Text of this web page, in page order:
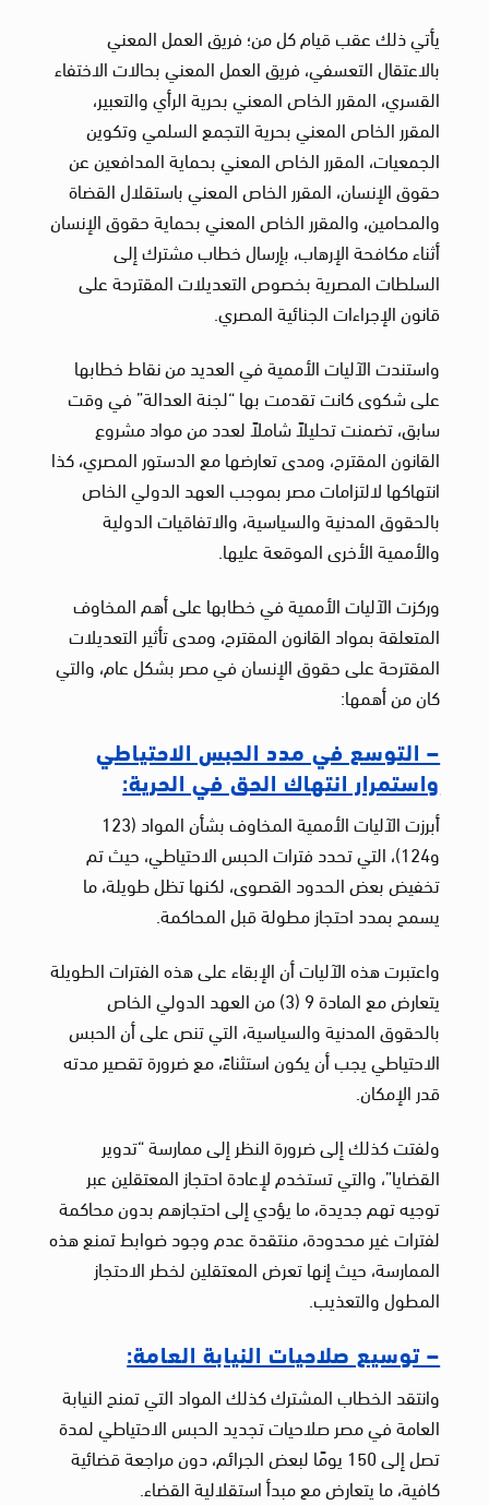
يأتي ذلك عقب قيام كل من؛ فريق العمل المعني
بالاعتقال التعسفي، فريق العمل المعني بحالات الاختفاء
القسري، المقرر الخاص المعني بحرية الرأي والتعبير،
المقرر الخاص المعني بحرية التجمع السلمي وتكوين
الجمعيات، المقرر الخاص المعني بحماية المدافعين عن
حقوق الإنسان، المقرر الخاص المعني باستقلال القضاة
والمحامين، والمقرر الخاص المعني بحماية حقوق الإنسان
أثناء مكافحة الإرهاب، بإرسال خطاب مشترك إلى
السلطات المصرية بخصوص التعديلات المقترحة على
قانون الإجراءات الجنائية المصري.
واستندت الآليات الأممية في العديد من نقاط خطابها
على شكوى كانت تقدمت بها “لجنة العدالة” في وقت
سابق، تضمنت تحليلاً شاملاً لعدد من مواد مشروع
القانون المقترح، ومدى تعارضها مع الدستور المصري، كذا
انتهاكها لالتزامات مصر بموجب العهد الدولي الخاص
بالحقوق المدنية والسياسية، والاتفاقيات الدولية
والأممية الأخرى الموقعة عليها.
وركزت الآليات الأممية في خطابها على أهم المخاوف
المتعلقة بمواد القانون المقترح، ومدى تأثير التعديلات
المقترحة على حقوق الإنسان في مصر بشكل عام، والتي
كان من أهمها:
– التوسع في مدد الحبس الاحتياطي
واستمرار انتهاك الحق في الحرية:
أبرزت الآليات الأممية المخاوف بشأن المواد (123
و124)، التي تحدد فترات الحبس الاحتياطي، حيث تم
تخفيض بعض الحدود القصوى، لكنها تظل طويلة، ما
يسمح بمدد احتجاز مطولة قبل المحاكمة.
واعتبرت هذه الآليات أن الإبقاء على هذه الفترات الطويلة
يتعارض مع المادة 9 (3) من العهد الدولي الخاص
بالحقوق المدنية والسياسية، التي تنص على أن الحبس
الاحتياطي يجب أن يكون استثناءً، مع ضرورة تقصير مدته
قدر الإمكان.
ولفتت كذلك إلى ضرورة النظر إلى ممارسة “تدوير
القضايا”، والتي تستخدم لإعادة احتجاز المعتقلين عبر
توجيه تهم جديدة، ما يؤدي إلى احتجازهم بدون محاكمة
لفترات غير محدودة، منتقدة عدم وجود ضوابط تمنع هذه
الممارسة، حيث إنها تعرض المعتقلين لخطر الاحتجاز
المطول والتعذيب.
– توسيع صلاحيات النيابة العامة:
وانتقد الخطاب المشترك كذلك المواد التي تمنح النيابة
العامة في مصر صلاحيات تجديد الحبس الاحتياطي لمدة
تصل إلى 150 يومًا لبعض الجرائم، دون مراجعة قضائية
كافية، ما يتعارض مع مبدأ استقلالية القضاء.